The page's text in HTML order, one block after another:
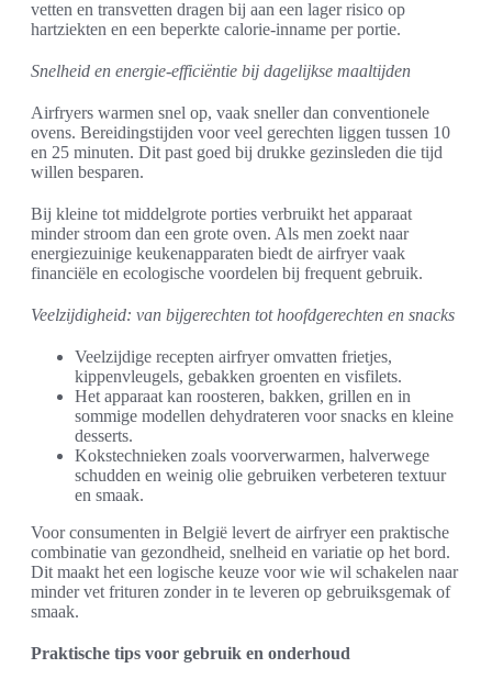
vetten en transvetten dragen bij aan een lager risico op
hartziekten en een beperkte calorie-inname per portie.
Snelheid en energie-efficiëntie bij dagelijkse maaltijden
Airfryers warmen snel op, vaak sneller dan conventionele
ovens. Bereidingstijden voor veel gerechten liggen tussen 10
en 25 minuten. Dit past goed bij drukke gezinsleden die tijd
willen besparen.
Bij kleine tot middelgrote porties verbruikt het apparaat
minder stroom dan een grote oven. Als men zoekt naar
energiezuinige keukenapparaten biedt de airfryer vaak
financiële en ecologische voordelen bij frequent gebruik.
Veelzijdigheid: van bijgerechten tot hoofdgerechten en snacks
Veelzijdige recepten airfryer omvatten frietjes,
kippenvleugels, gebakken groenten en visfilets.
Het apparaat kan roosteren, bakken, grillen en in
sommige modellen dehydrateren voor snacks en kleine
desserts.
Kokstechnieken zoals voorverwarmen, halverwege
schudden en weinig olie gebruiken verbeteren textuur
en smaak.
Voor consumenten in België levert de airfryer een praktische
combinatie van gezondheid, snelheid en variatie op het bord.
Dit maakt het een logische keuze voor wie wil schakelen naar
minder vet frituren zonder in te leveren op gebruiksgemak of
smaak.
Praktische tips voor gebruik en onderhoud